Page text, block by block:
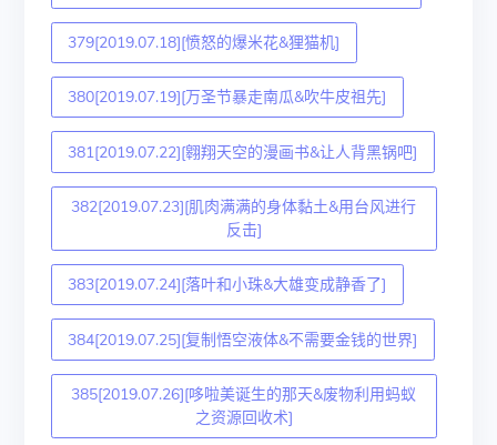
379[2019.07.18][愤怒的爆米花&狸猫机]
380[2019.07.19][万圣节暴走南瓜&吹牛皮祖先]
381[2019.07.22][翱翔天空的漫画书&让人背黑锅吧]
382[2019.07.23][肌肉满满的身体黏土&用台风进行
反击]
383[2019.07.24][落叶和小珠&大雄变成静香了]
384[2019.07.25][复制悟空液体&不需要金钱的世界]
385[2019.07.26][哆啦美诞生的那天&废物利用蚂蚁
之资源回收术]